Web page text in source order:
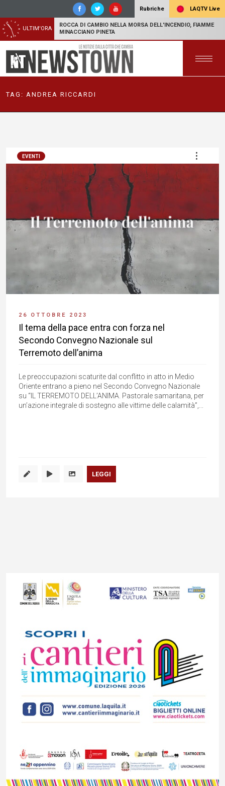
Rubriche LAQTV Live
ULTIM'ORA
ROCCA DI CAMBIO NELLA MORSA DELL'INCENDIO, FIAMME
MINACCIANO PINETA
TAG: ANDREA RICCARDI
EVENTI
26 OTTOBRE 2023
Il tema della pace entra con forza nel
Secondo Convegno Nazionale sul
Terremoto dell’anima
Le preoccupazioni scaturite dal conflitto in atto in Medio
Oriente entrano a pieno nel Secondo Convegno Nazionale
su “IL TERREMOTO DELL’ANIMA. Pastorale samaritana, per
un’azione integrale di sostegno alle vittime delle calamità”,...
LEGGI